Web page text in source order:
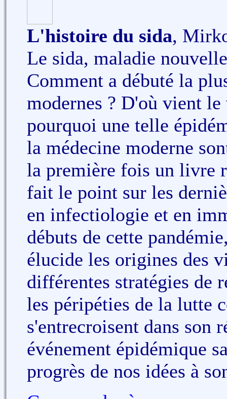
L'histoire du sida,
Le sida, maladie
Comment a débuté la
modernes ? D'où vient
pourquoi une telle
la médecine moderne
la première fois un livre
fait le point sur les
en infectiologie et en
débuts de cette
élucide les origines des
différentes stratégies de
les péripéties de la lutte
s'entrecroisent dans son
événement épidémique
progrès de nos idées à